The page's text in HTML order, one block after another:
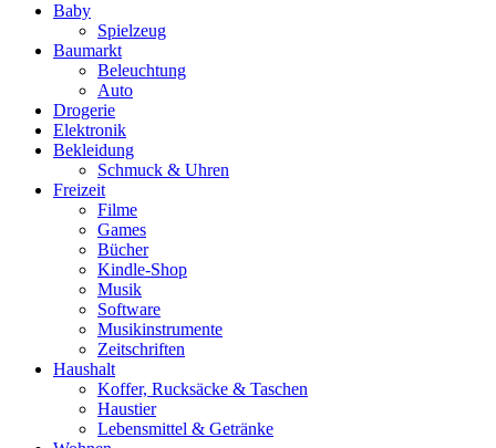
Baby
Spielzeug
Baumarkt
Beleuchtung
Auto
Drogerie
Elektronik
Bekleidung
Schmuck & Uhren
Freizeit
Filme
Games
Bücher
Kindle-Shop
Musik
Software
Musikinstrumente
Zeitschriften
Haushalt
Koffer, Rucksäcke & Taschen
Haustier
Lebensmittel & Getränke